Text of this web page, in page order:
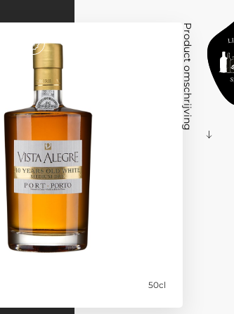
50cl
Product omschrijving